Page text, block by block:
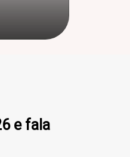
e fala